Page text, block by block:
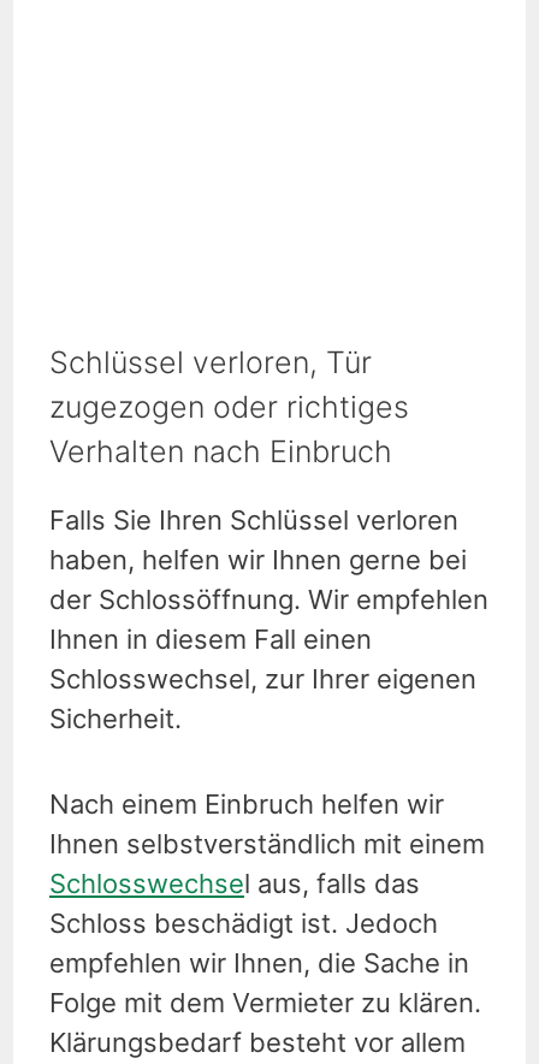
Schlüssel verloren, Tür
zugezogen oder richtiges
Verhalten nach Einbruch
Falls Sie Ihren Schlüssel verloren
haben, helfen wir Ihnen gerne bei
der Schlossöffnung. Wir empfehlen
Ihnen in diesem Fall einen
Schlosswechsel, zur Ihrer eigenen
Sicherheit.
Nach einem Einbruch helfen wir
Ihnen selbstverständlich mit einem
Schlosswechsel aus, falls das
Schloss beschädigt ist. Jedoch
empfehlen wir Ihnen, die Sache in
Folge mit dem Vermieter zu klären.
Klärungsbedarf besteht vor allem